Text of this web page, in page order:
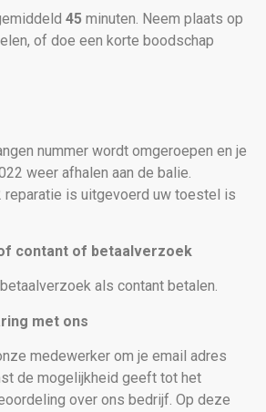
45 minuten. Neem plaats op
of doe een korte boodschap
nummer wordt omgeroepen en je
weer afhalen aan de balie.
reparatie is uitgevoerd uw toestel is
contant of betaalverzoek
als contant betalen.
met ons
medewerker om je email adres
de mogelijkheid geeft tot het
over ons bedrijf. Op deze